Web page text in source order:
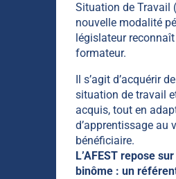
Situation de Travail
nouvelle modalité
législateur
formateur.
Il s’agit d’acquérir
situation de travail
acquis, tout en
d’apprentissage au
bénéficiaire.
L’AFEST repose
binôme : un